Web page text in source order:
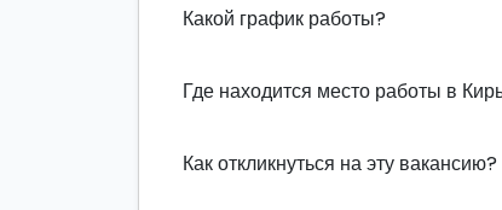
Какой график работы?
Где находится место работы в
Как откликнуться на эту вакансию?